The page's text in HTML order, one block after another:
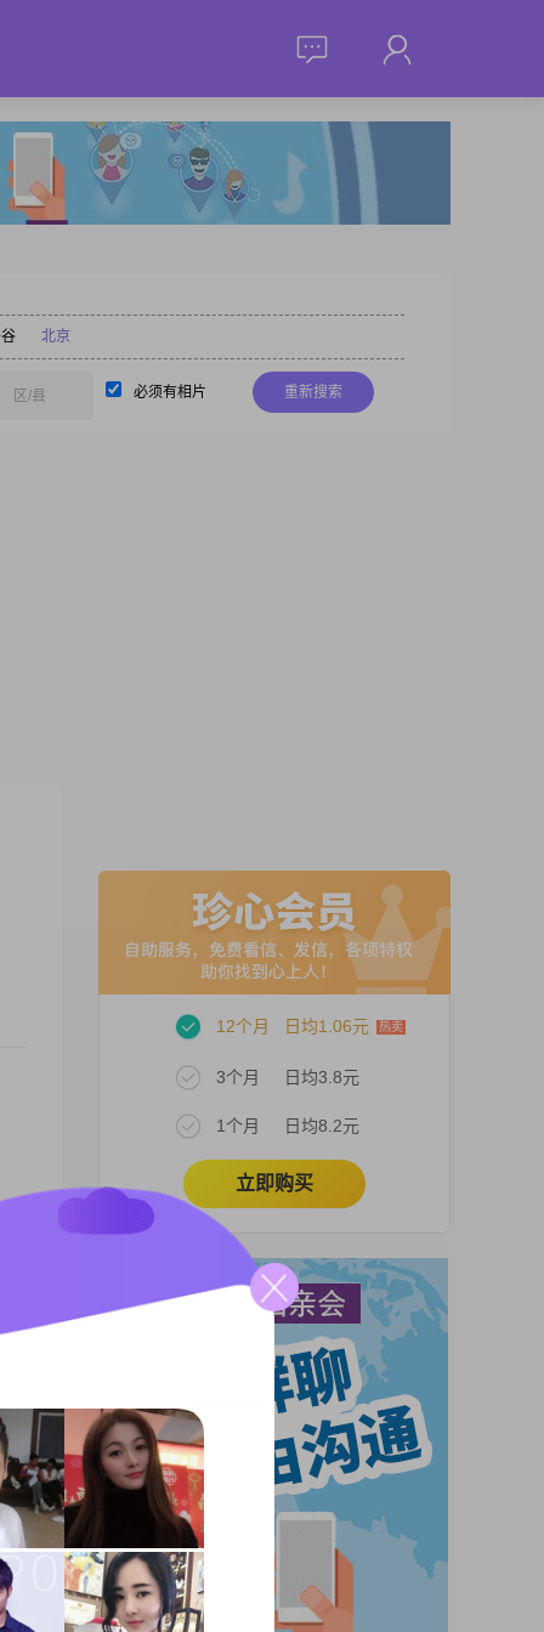
北京
区/县 必须有相片 重新搜索
12个月 日均1.06元
3个月 日均3.8元
1个月 日均8.2元
立即购买